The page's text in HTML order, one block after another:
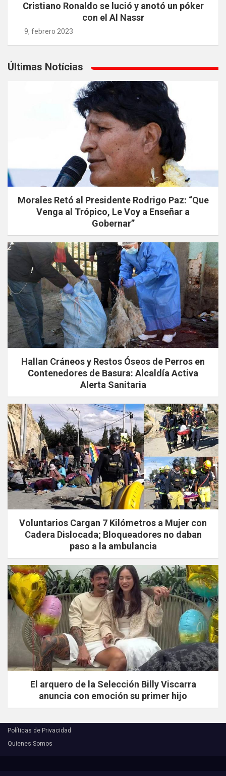
Cristiano Ronaldo se lució y anotó un póker
con el Al Nassr
9, febrero 2023
Últimas Notícias
Morales Retó al Presidente Rodrigo Paz: “Que
Venga al Trópico, Le Voy a Enseñar a
Gobernar”
Hallan Cráneos y Restos Óseos de Perros en
Contenedores de Basura: Alcaldía Activa
Alerta Sanitaria
Voluntarios Cargan 7 Kilómetros a Mujer con
Cadera Dislocada; Bloqueadores no daban
paso a la ambulancia
El arquero de la Selección Billy Viscarra
anuncia con emoción su primer hijo
Políticas de Privacidad
Quienes Somos